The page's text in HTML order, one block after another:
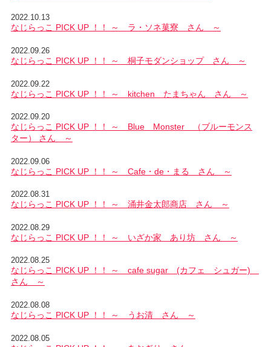
2022.10.13
なじらっこ PICK UP ！！ ～ ラ・ソネ菓寮 さん ～
2022.09.26
なじらっこ PICK UP ！！ ～ 桐子モダンショップ さん ～
2022.09.22
なじらっこ PICK UP ！！ ～ kitchen たまちゃん さん ～
2022.09.20
なじらっこ PICK UP ！！ ～ Blue Monster （ブルーモンス
ター） さん ～
2022.09.06
なじらっこ PICK UP ！！ ～ Cafe・de・まる さん ～
2022.08.31
なじらっこ PICK UP ！！ ～ 涌井金太郎商店 さん ～
2022.08.29
なじらっこ PICK UP ！！ ～ いざか家 あり坊 さん ～
2022.08.25
なじらっこ PICK UP ！！ ～ cafe sugar (カフェ シュガー)
さん ～
2022.08.08
なじらっこ PICK UP ！！ ～ うお清 さん ～
2022.08.05